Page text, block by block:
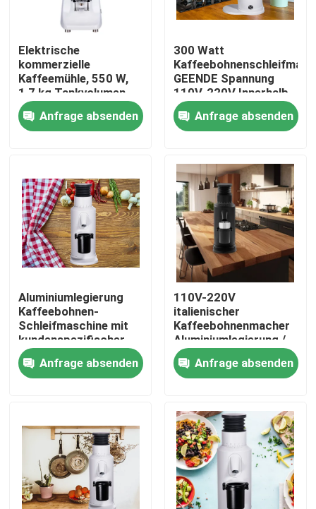
Haus
VR Show
Über uns
Qualitätskontrolle
Treten Sie mit uns in Verbindung
Kaffeebohneschleifer
Burr Coffee Grinder
Elektrische
kommerzielle
Kaffeemühle, 550 W,
1,7 kg Tankvolumen,
Online-Herstellung
Anfrage absenden
300 Watt
GEENDE Spannung
110V-220V Innerhalb
von L13*W21*H32CM
Anfrage absenden
Aluminiumlegierung
Kaffeebohnen-
Schleifmaschine mit
kundenspezifischer
Bandbreite von 110V-
220V 120g
Anfrage absenden
110V-220V
italienischer
Kaffeebohnenmacher
Aluminiumlegierung /
Zinklegierung
Anfrage absenden